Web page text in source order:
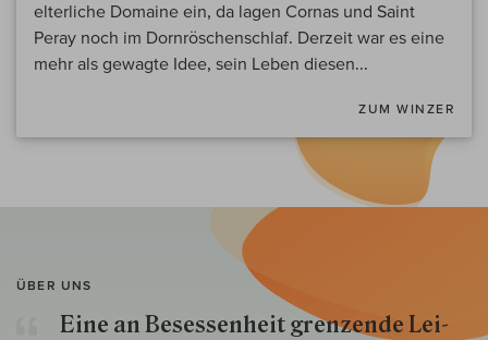
elterliche Domaine ein, da lagen Cornas und Saint
Peray noch im Dornröschenschlaf. Derzeit war es eine
mehr als gewagte Idee, sein Leben diesen...
ZUM WINZER
ÜBER UNS
Eine an Besessenheit gren­zende Lei­